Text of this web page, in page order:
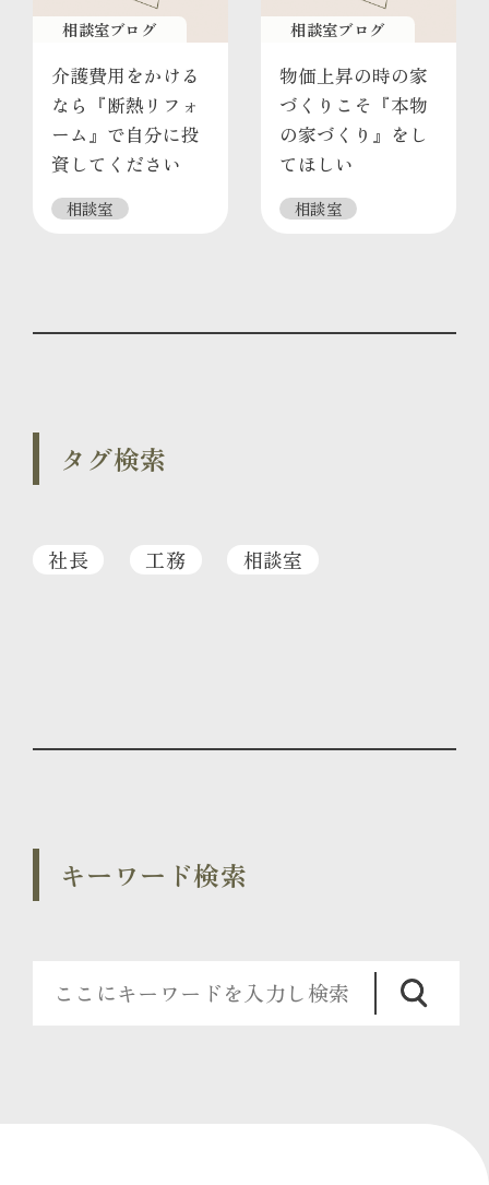
相談室ブログ
介護費用をかける
なら『断熱リフォ
ーム』で自分に投
資してください
相談室
相談室ブログ
物価上昇の時の家
づくりこそ『本物
の家づくり』をし
てほしい
相談室
タグ検索
社長 工務 相談室
キーワード検索